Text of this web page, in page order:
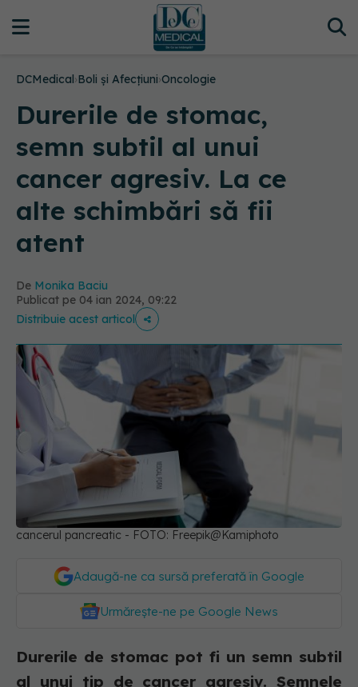
DCMedical›Boli și Afecțiuni›Oncologie
Durerile de stomac,
semn subtil al unui
cancer agresiv. La ce
alte schimbări să fii
atent
De Monika Baciu
Publicat pe 04 ian 2024, 09:22
Distribuie acest articol
cancerul pancreatic - FOTO: Freepik@Kamiphoto
Adaugă-ne ca sursă preferată în Google
Urmărește-ne pe Google News
Durerile de stomac pot fi un semn subtil
al unui tip de cancer agresiv. Semnele